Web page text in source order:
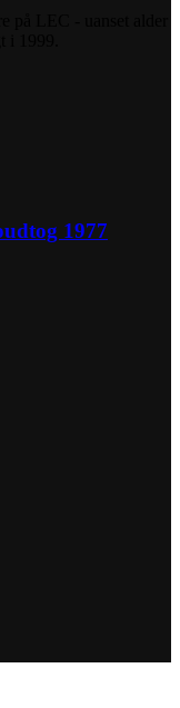
1977